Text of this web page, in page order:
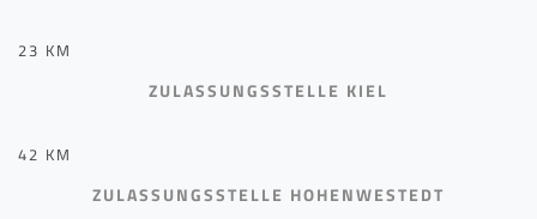
23 KM
ZULASSUNGSSTELLE KIEL
42 KM
ZULASSUNGSSTELLE HOHENWESTEDT